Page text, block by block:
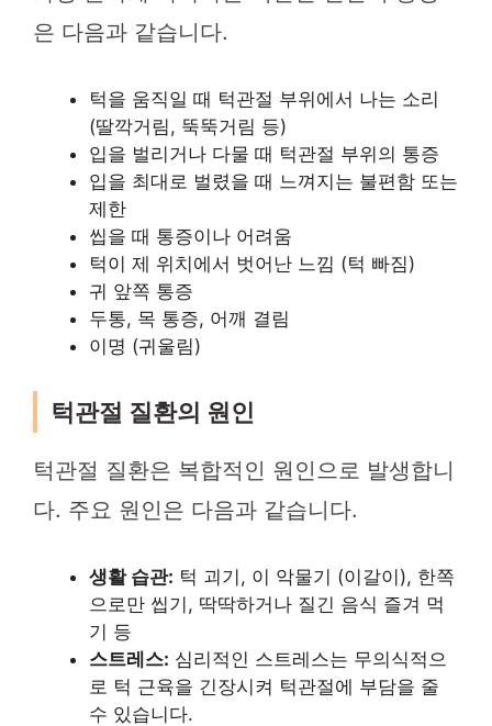
은 다음과 같습니다.
턱을 움직일 때 턱관절 부위에서 나는 소리
(딸깍거림, 뚝뚝거림 등)
입을 벌리거나 다물 때 턱관절 부위의 통증
입을 최대로 벌렸을 때 느껴지는 불편함 또는
제한
씹을 때 통증이나 어려움
턱이 제 위치에서 벗어난 느낌 (턱 빠짐)
귀 앞쪽 통증
두통, 목 통증, 어깨 결림
이명 (귀울림)
턱관절 질환의 원인
턱관절 질환은 복합적인 원인으로 발생합니
다. 주요 원인은 다음과 같습니다.
생활 습관: 턱 괴기, 이 악물기 (이갈이), 한쪽
으로만 씹기, 딱딱하거나 질긴 음식 즐겨 먹
기 등
스트레스: 심리적인 스트레스는 무의식적으
로 턱 근육을 긴장시켜 턱관절에 부담을 줄
수 있습니다.